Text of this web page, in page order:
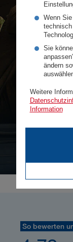
Wenn
Sie
ändern
Weitere
Information
Sicher
So bewerten